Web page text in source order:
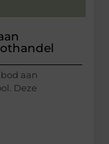
aan
Deze